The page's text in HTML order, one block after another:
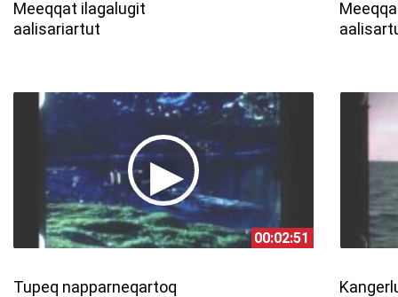
Meeqqat ilagalugit
aalisariartut
00:02:51
Tupeq napparneqartoq